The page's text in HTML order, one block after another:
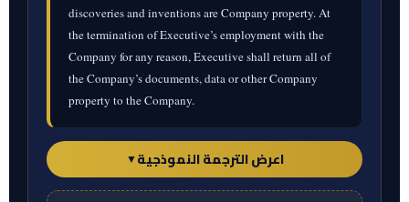
discoveries and inventions are Company property. At
the termination of Executive’s employment with the
Company for any reason, Executive shall return all of
the Company’s documents, data or other Company
property to the Company.
اعرض الترجمة النموذجية▼